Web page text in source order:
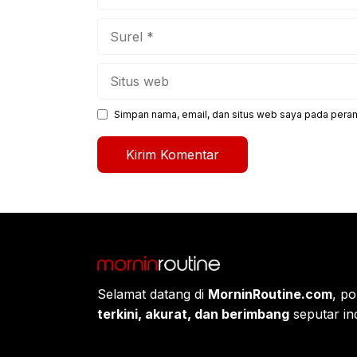
Simpan nama, email, dan situs web saya pada
Selamat datang di MorninRoutine.com,
terkini, akurat, dan berimbang seputar